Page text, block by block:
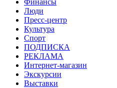
Финансы
Люди
Пресс-центр
Культура
Спорт
ПОДПИСКА
РЕКЛАМА
Интернет-магазин
Экскурсии
Выставки